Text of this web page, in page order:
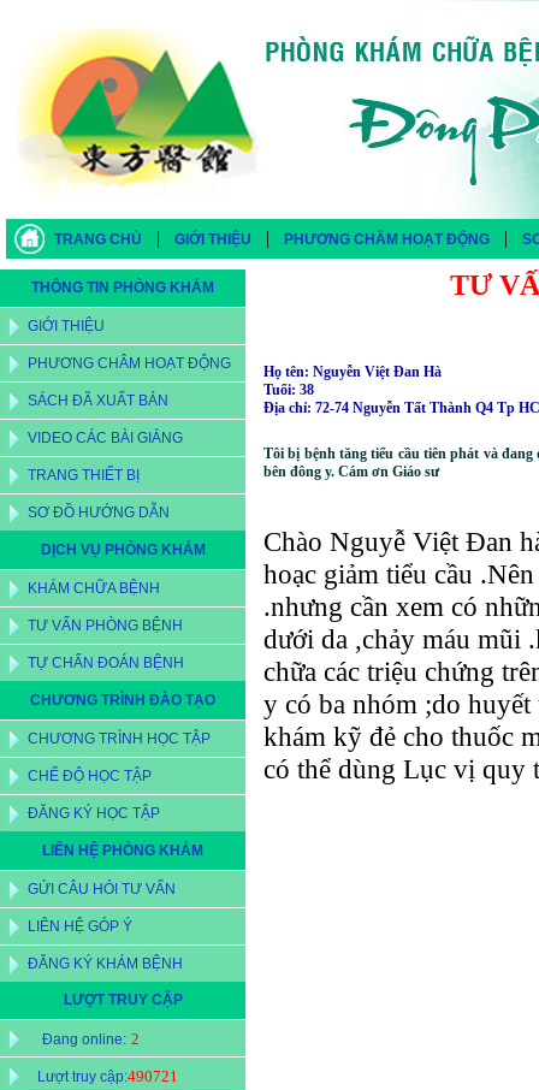
TRANG CHỦ | GIỚI THIỆU | PHƯƠNG CHÂM HOẠT ĐỘNG |
THÔNG TIN PHÒNG KHÁM
GIỚI THIỆU
PHƯƠNG CHÂM HOẠT ĐỘNG
SÁCH ĐÃ XUẤT BẢN
VIDEO CÁC BÀI GIẢNG
TRANG THIẾT BỊ
SƠ ĐỒ HƯỚNG DẪN
DỊCH VỤ PHÒNG KHÁM
KHÁM CHỮA BỆNH
TƯ VẤN PHÒNG BỆNH
TỰ CHẨN ĐOÁN BỆNH
CHƯƠNG TRÌNH ĐÀO TẠO
CHƯƠNG TRÌNH HỌC TẬP
CHẾ ĐỘ HỌC TẬP
ĐĂNG KÝ HỌC TẬP
LIÊN HỆ PHÒNG KHÁM
GỬI CÂU HỎI TƯ VẤN
LIÊN HỆ GÓP Ý
ĐĂNG KÝ KHÁM BỆNH
LƯỢT TRUY CẬP
Đang online: 2
Lượt truy cập:490721
TƯ
Họ tên: Nguyễn Việt Đan Hà
Tuổi: 38
Ðịa chỉ: 72-74 Nguyễn Tất Thành Q4 Tp
Tôi bị bệnh tăng tiểu cầu tiên phát và
bên đông y. Cám ơn Giáo sư
Chào Nguyễ Việt Đan
hoạc giảm tiểu cầu
.nhưng cần xem có
dưới da ,chảy máu mũi
chữa các triệu chứng
y có ba nhóm ;do
khám kỹ đẻ cho thuốc
có thể dùng Lục vị quy